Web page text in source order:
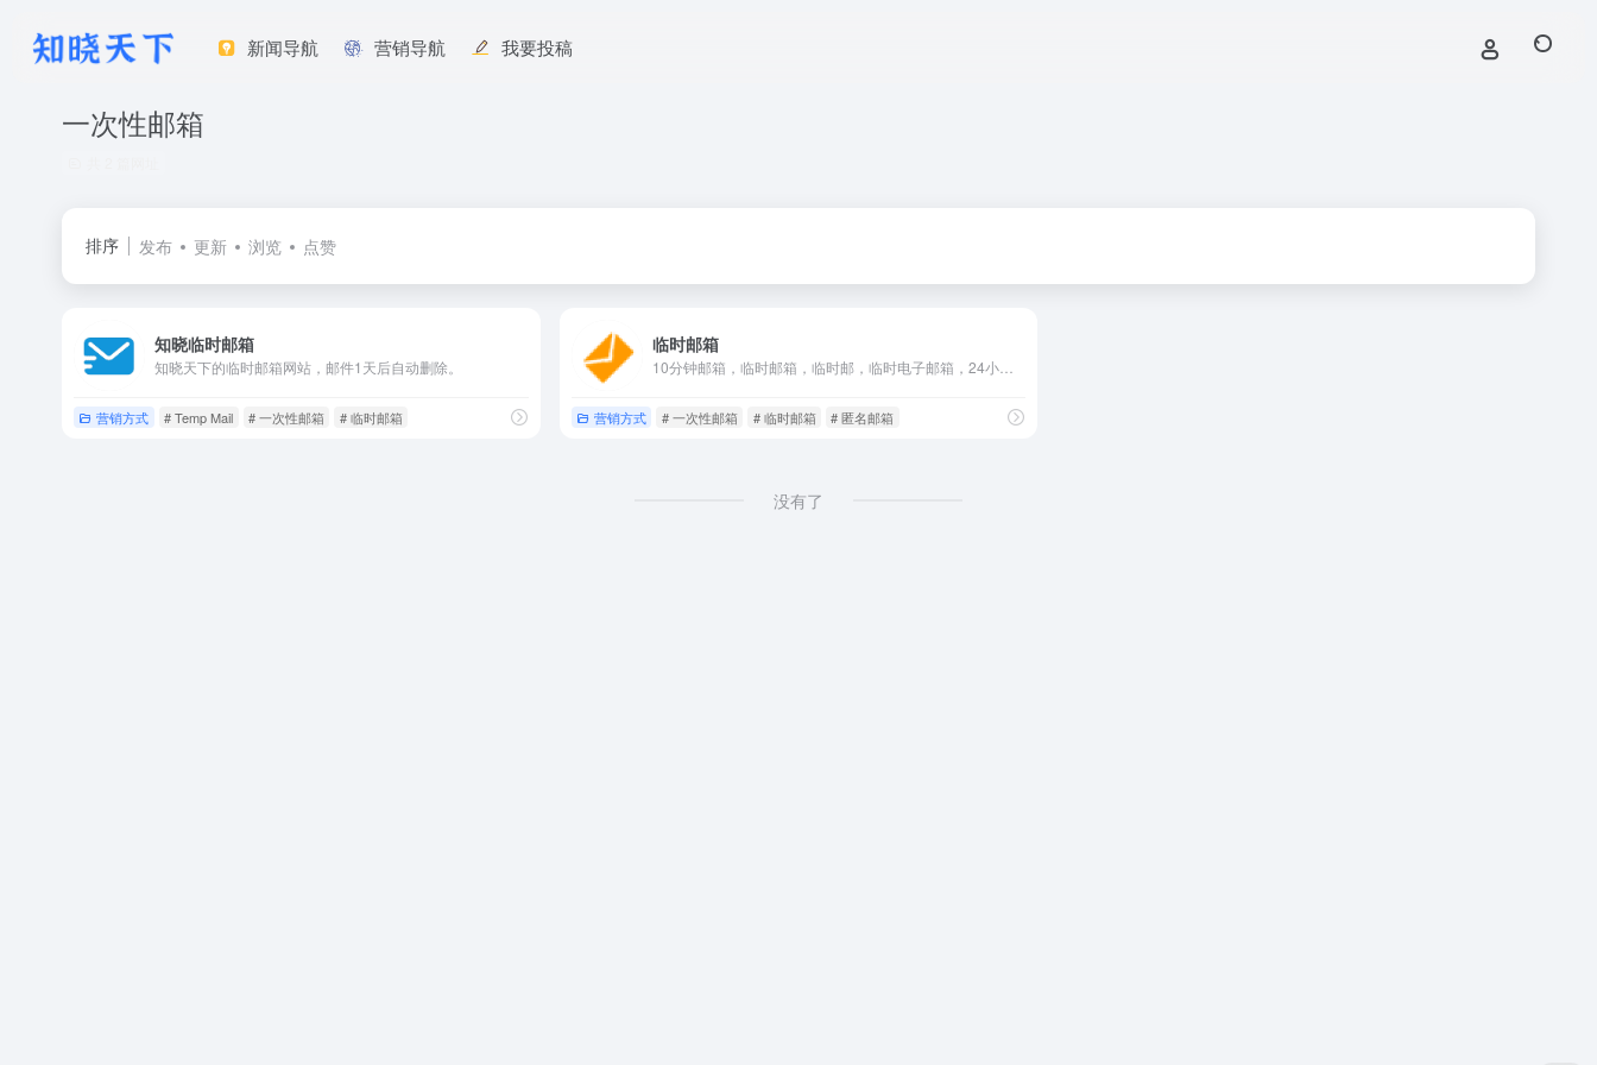
新闻导航 营销导航 我要投稿
一次性邮箱
排序 发布 更新 浏览 点赞
知晓临时邮箱
知晓天下的临时邮箱网站，邮件1天后自动删除。
营销方式 # Temp Mail # 一次性邮箱 # 临时邮箱
临时邮箱
10分钟邮箱，临时邮箱，临时邮，临时电子邮箱，24小时邮箱，一次性邮箱，匿名邮箱，安全邮箱。
营销方式 # 一次性邮箱 # 临时邮箱 # 匿名邮箱
没有了